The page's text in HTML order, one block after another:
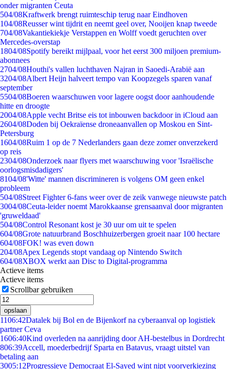
onder migranten Ceuta
504/08Kraftwerk brengt ruimteschip terug naar Eindhoven
104/08Reusser wint tijdrit en neemt geel over, Nooijen knap tweede
704/08Vakantiekiekje Verstappen en Wolff voedt geruchten over
Mercedes-overstap
1804/08Spotify bereikt mijlpaal, voor het eerst 300 miljoen premium-
abonnees
2704/08Houthi's vallen luchthaven Najran in Saoedi-Arabië aan
3204/08Albert Heijn halveert tempo van Koopzegels sparen vanaf
september
5504/08Boeren waarschuwen voor lagere oogst door aanhoudende
hitte en droogte
2004/08Apple vecht Britse eis tot inbouwen backdoor in iCloud aan
2604/08Doden bij Oekraïense droneaanvallen op Moskou en Sint-
Petersburg
1604/08Ruim 1 op de 7 Nederlanders gaan deze zomer onverzekerd
op reis
2304/08Onderzoek naar flyers met waarschuwing voor 'Israëlische
oorlogsmisdadigers'
8104/08'Witte' mannen discrimineren is volgens OM geen enkel
probleem
504/08Street Fighter 6-fans weer over de zeik vanwege nieuwste patch
3004/08Ceuta-leider noemt Marokkaanse grensaanval door migranten
'gruweldaad'
504/08Control Resonant kost je 30 uur om uit te spelen
604/08Grote natuurbrand Boschhuizerbergen groeit naar 100 hectare
604/08FOK! was even down
204/08Apex Legends stopt vandaag op Nintendo Switch
604/08XBOX werkt aan Disc to Digital-programma
Actieve items
Actieve items
Scrollbar gebruiken
opslaan
1106:42Datalek bij Bol en de Bijenkorf na cyberaanval op logistiek
partner Ceva
1606:40Kind overleden na aanrijding door AH-bestelbus in Dordrecht
806:39Accell, moederbedrijf Sparta en Batavus, vraagt uitstel van
betaling aan
3005:12Progressieve Democraat El-Sayed wint nipt voorverkiezing